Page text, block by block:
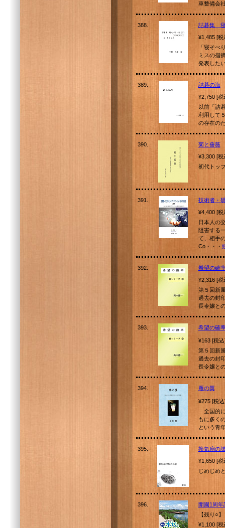
車整備会
388.
詰碁集 寝
¥1,485 [
「寝そべ
ミスの指
発表した
389.
詰碁の海
¥2,750 [
以前「詰
利用して
の存在の
390.
菊と薔薇
¥3,300 [
初代トッ
391.
技術者・
¥4,400 [
日本人の
阻害する
て、相手
Co・・・
392.
希望の確
¥2,316 [
第５回新
過去の封
長令嬢と
393. 希望の確
¥163 [税
第５回新
過去の封
長令嬢と
394. 雁の翼
¥275 [税
全国的に
もに多く
という青
395.
換気扇の
¥1,650 [
じめじめ
396.
開園1周年
【残り○】
¥1,100 [